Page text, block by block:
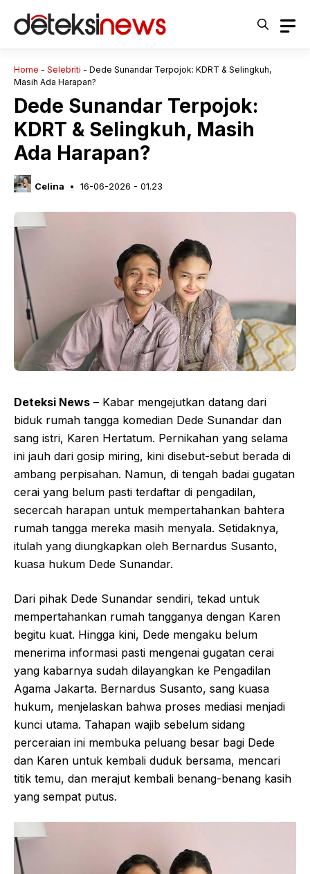
Home - Selebriti - Dede Sunandar Terpojok: KDRT & Selingkuh,
Masih Ada Harapan?
Dede Sunandar Terpojok:
KDRT & Selingkuh, Masih
Ada Harapan?
Celina 16-06-2026 - 01.23
Deteksi News – Kabar mengejutkan datang dari
biduk rumah tangga komedian Dede Sunandar dan
sang istri, Karen Hertatum. Pernikahan yang selama
ini jauh dari gosip miring, kini disebut-sebut berada di
ambang perpisahan. Namun, di tengah badai gugatan
cerai yang belum pasti terdaftar di pengadilan,
secercah harapan untuk mempertahankan bahtera
rumah tangga mereka masih menyala. Setidaknya,
itulah yang diungkapkan oleh Bernardus Susanto,
kuasa hukum Dede Sunandar.
Dari pihak Dede Sunandar sendiri, tekad untuk
mempertahankan rumah tangganya dengan Karen
begitu kuat. Hingga kini, Dede mengaku belum
menerima informasi pasti mengenai gugatan cerai
yang kabarnya sudah dilayangkan ke Pengadilan
Agama Jakarta. Bernardus Susanto, sang kuasa
hukum, menjelaskan bahwa proses mediasi menjadi
kunci utama. Tahapan wajib sebelum sidang
perceraian ini membuka peluang besar bagi Dede
dan Karen untuk kembali duduk bersama, mencari
titik temu, dan merajut kembali benang-benang kasih
yang sempat putus.